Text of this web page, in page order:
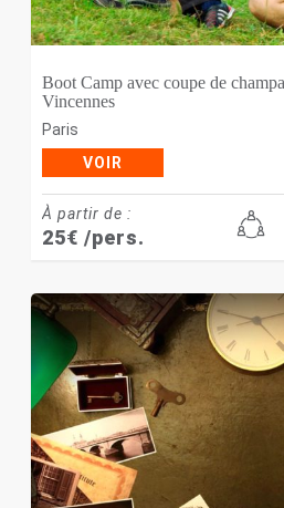
Boot Camp avec coupe de
Vincennes
Paris
VOIR
À partir de :
25€ /pers.